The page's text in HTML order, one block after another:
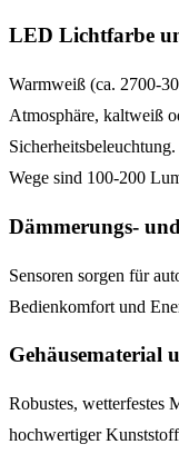
LED Lichtfarbe
Warmweiß (ca. 2700-
Atmosphäre, kaltweiß
Wege sind 100-200
Dämmerungs-
Sensoren sorgen für
Bedienkomfort und
Gehäusematerial
Robustes, wetterfestes
hochwertiger